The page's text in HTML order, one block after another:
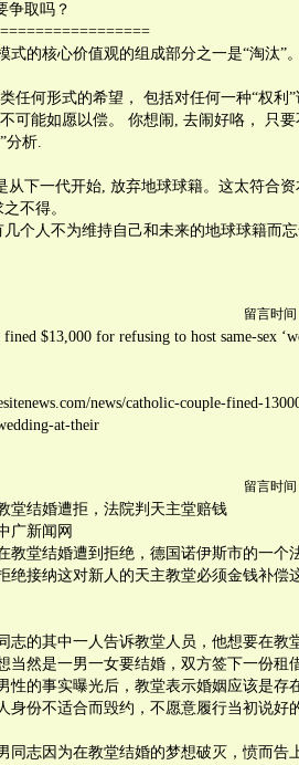
争取吗？
式的核心价值观的组成部分之一是“淘汰”
任何形式的希望， 包括对任何一种“权利
可能如愿以偿。 你想闹, 去闹好咯， 只
分析.
从下一代开始, 放弃地球球籍。这太符合
不得。
个人不为维持自己和未来的地球球籍而
留言时间
$13,000 for refusing to host same-sex
news/catholic-couple-fined-
at-their
留言时间
堂结婚遭拒，法院判天主堂赔钱
广新闻网
教堂结婚遭到拒绝，德国诺伊斯市的一个
绝接纳这对新人的天主教堂必须金钱补偿
志的其中一人告诉教堂人员，他想要在教
当然是一男一女要结婚，双方签下一份租
性的事实曝光后，教堂表示婚姻应该是存
身份不适合而毁约，不愿意履行当初说好
同志因为在教堂结婚的梦想破灭，愤而告